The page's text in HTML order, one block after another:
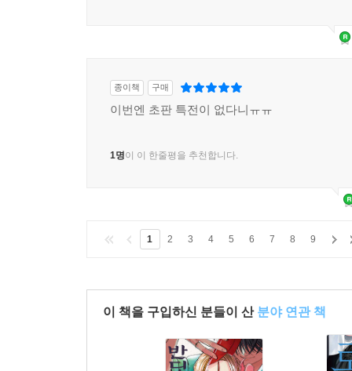
종이책 구매
이번엔 초판 특전이 없다니ㅠㅠ
1명이 이 한줄평을 추천합니다.
1 2 3 4 5 6 7 8 9
이 책을 구입하신 분들이 산 분야 연관 책